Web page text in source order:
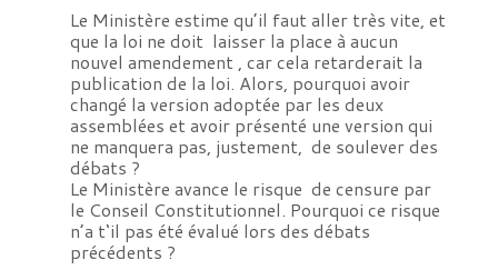
Le Ministère estime qu’il faut aller très vite, et
que la loi ne doit laisser la place à aucun
nouvel amendement , car cela retarderait la
publication de la loi. Alors, pourquoi avoir
changé la version adoptée par les deux
assemblées et avoir présenté une version qui
ne manquera pas, justement, de soulever des
débats ?
Le Ministère avance le risque de censure par
le Conseil Constitutionnel. Pourquoi ce risque
n’a t‘il pas été évalué lors des débats
précédents ?